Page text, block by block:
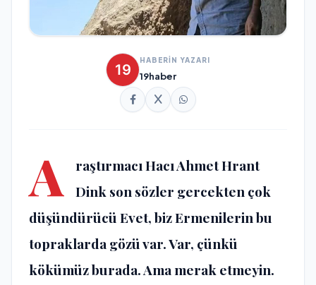
HABERİN YAZARI
19haber
A
raştırmacı Hacı Ahmet Hrant
Dink son sözler gercekten çok
düşündürücü Evet, biz Ermenilerin bu
topraklarda gözü var. Var, çünkü
kökümüz burada. Ama merak etmeyin.